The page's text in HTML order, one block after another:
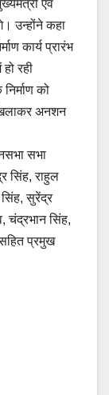
एवं
उन्होंने कहा
कार्य प्रारंभ
रही
को
अनशन
सभा
सिंह, राहुल
सुरेंद्र
चंद्रभान सिंह,
प्रमुख